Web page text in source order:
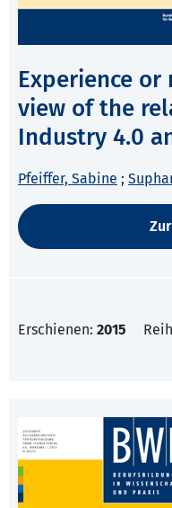
Experience
view of the
Industry 4.0
Pfeiffer, Sabine ;
Erschienen: 2015